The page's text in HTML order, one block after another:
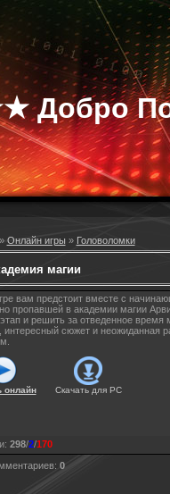
Добро
Онлайн игры » Головоломки
магии
вам предстоит вместе с
пропавшей в академии магии
этап и решить за отведенное
интересный сюжет и неожиданная
онлайн Скачать дляPC
: 298/2/170
: 0